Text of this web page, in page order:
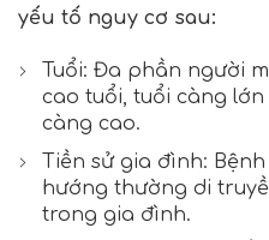
yếu tố nguy cơ sau:
Tuổi: Đa phần người
cao tuổi, tuổi càng
càng cao.
Tiền sử gia đình:
hướng thường di
trong gia đình.